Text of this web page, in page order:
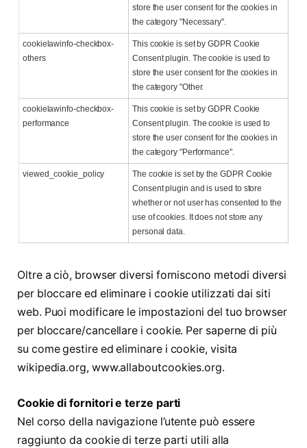
store the user consent for the cookies in
the category "Necessary".
cookielawinfo-checkbox-
others
This cookie is set by GDPR Cookie
Consent plugin. The cookie is used to
store the user consent for the cookies in
the category "Other.
cookielawinfo-checkbox-
performance
This cookie is set by GDPR Cookie
Consent plugin. The cookie is used to
store the user consent for the cookies in
the category "Performance".
viewed_cookie_policy
The cookie is set by the GDPR Cookie
Consent plugin and is used to store
whether or not user has consented to the
use of cookies. It does not store any
personal data.
Oltre a ciò, browser diversi forniscono metodi diversi
per bloccare ed eliminare i cookie utilizzati dai siti
web. Puoi modificare le impostazioni del tuo browser
per bloccare/cancellare i cookie. Per saperne di più
su come gestire ed eliminare i cookie, visita
wikipedia.org, www.allaboutcookies.org.
Cookie di fornitori e terze parti
Nel corso della navigazione l’utente può essere
raggiunto da cookie di terze parti utili alla